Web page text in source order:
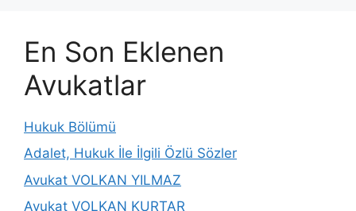
En Son Eklenen
Avukatlar
Hukuk Bölümü
Adalet, Hukuk İle İlgili Özlü Sözler
Avukat VOLKAN YILMAZ
Avukat VOLKAN KURTAR